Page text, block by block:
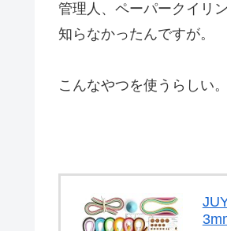
管理人、ペーパークイリ
知らなかったんですが。
こんなやつを使うらしい。